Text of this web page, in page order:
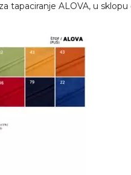
tapaciranje ALOVA, u